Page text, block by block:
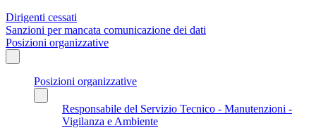
Dirigenti cessati
Sanzioni per mancata comunicazione dei dati
Posizioni organizzative
Posizioni organizzative
Responsabile del Servizio Tecnico - Manutenzioni -
Vigilanza e Ambiente